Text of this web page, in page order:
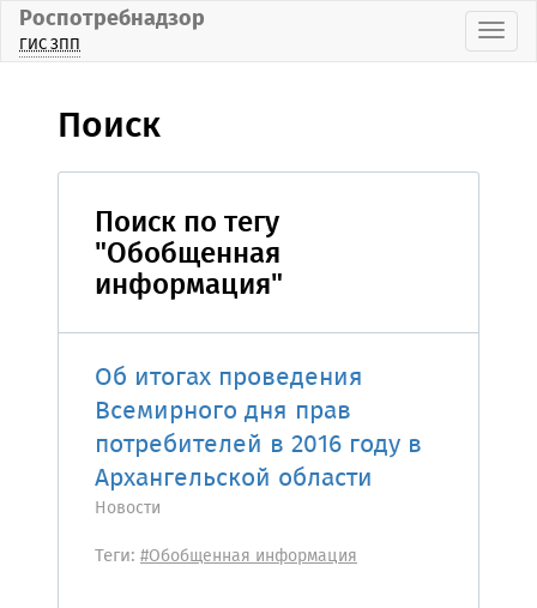
Роспотребнадзор
ГИС ЗПП
Поиск
Поиск по тегу
"Обобщенная
информация"
Об итогах проведения
Всемирного дня прав
потребителей в 2016 году в
Архангельской области
Новости
Теги: #Обобщенная информация